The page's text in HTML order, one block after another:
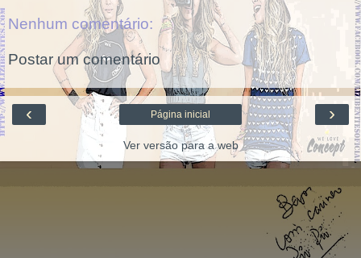
Nenhum comentário:
Postar um comentário
‹ ›
Página inicial
Ver versão para a web